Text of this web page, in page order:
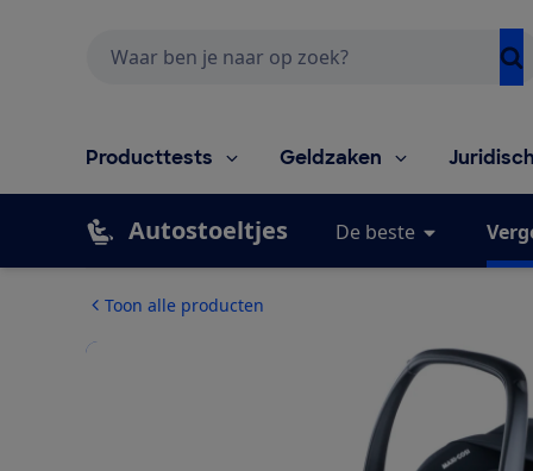
Producttests Geldzaken
Autostoeltjes De beste
Toon alle producten